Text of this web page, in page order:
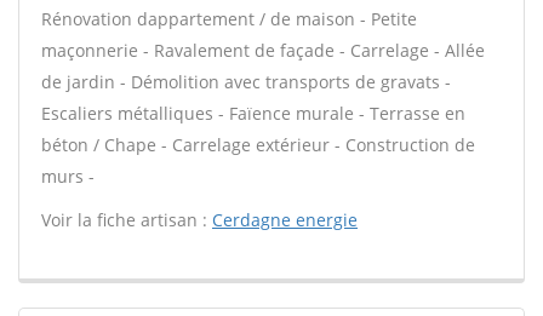
Rénovation dappartement / de maison - Petite
maçonnerie - Ravalement de façade - Carrelage - Allée
de jardin - Démolition avec transports de gravats -
Escaliers métalliques - Faïence murale - Terrasse en
béton / Chape - Carrelage extérieur - Construction de
murs -
Voir la fiche artisan : Cerdagne energie